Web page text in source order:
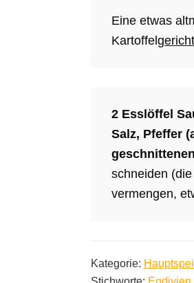
Eine etwas
Kartoffel
2 Esslöffel
Salz, Pfeffer
schneiden
vermengen,
Kategorie: